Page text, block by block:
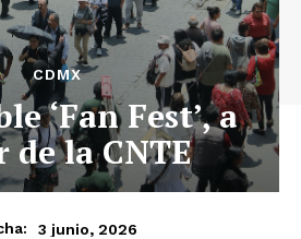
CDMX
‘Fan Fest’, a
de la CNTE
3 junio, 2026